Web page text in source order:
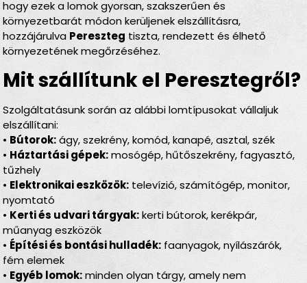
hogy ezek a lomok gyorsan, szakszerűen és
környezetbarát módon kerüljenek elszállításra,
hozzájárulva Pereszteg tiszta, rendezett és élhető
környezetének megőrzéséhez.
Mit szállítunk el Peresztegről?
Szolgáltatásunk során az alábbi lomtípusokat vállaljuk
elszállítani:
• Bútorok:ágy, szekrény, komód, kanapé, asztal, szék
• Háztartási gépek:mosógép, hűtőszekrény, fagyasztó,
tűzhely
• Elektronikai eszközök: televízió, számítógép, monitor,
nyomtató
• Kerti és udvari tárgyak:kerti bútorok, kerékpár,
műanyag eszközök
• Építési és bontási hulladék: faanyagok, nyílászárók,
fém elemek
• Egyéb lomok:minden olyan tárgy, amely nem